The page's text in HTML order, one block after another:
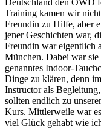
Training kamen wir
Freundin zu Hilfe, aber
jener Geschichten war,
Freundin war eigentlich
München. Dabei war sie
genanntes Indoor-
Dinge zu klären, denn
Instructor als
sollten endlich zu
Kurs. Mittlerweile war
viel Glück gehabt wie